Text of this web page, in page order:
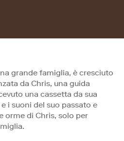
grande famiglia, è cresciuto
da Chris, una guida
una cassetta da sua
i suoni del suo passato e
orme di Chris, solo per